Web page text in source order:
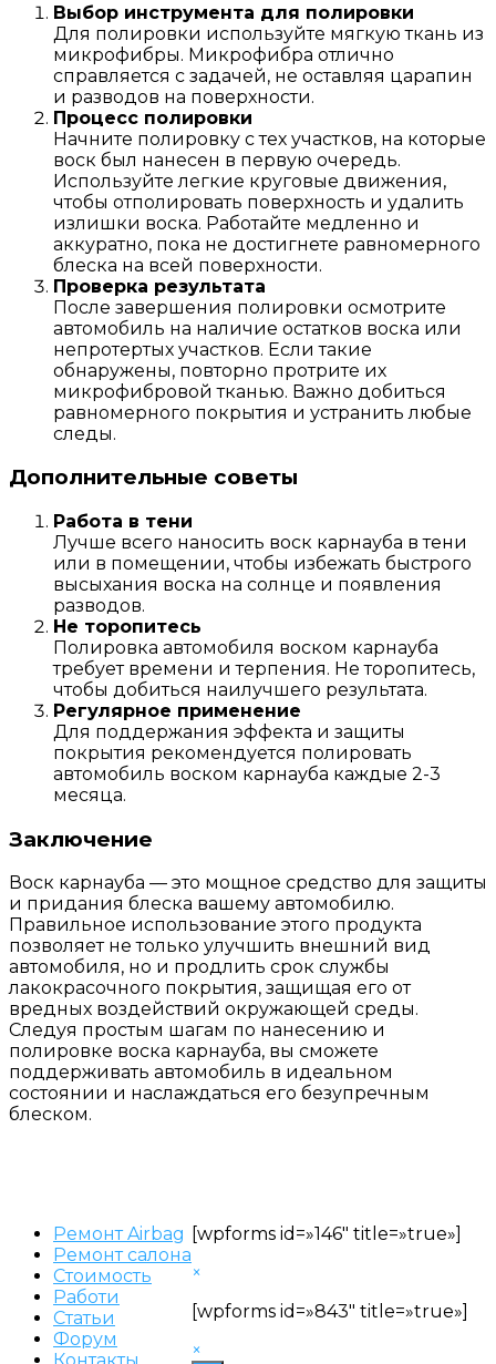
Выбор инструмента для полировки
Для полировки используйте мягкую ткань из
микрофибры. Микрофибра отлично
справляется с задачей, не оставляя царапин
и разводов на поверхности.
Процесс полировки
Начните полировку с тех участков, на которые
воск был нанесен в первую очередь.
Используйте легкие круговые движения,
чтобы отполировать поверхность и удалить
излишки воска. Работайте медленно и
аккуратно, пока не достигнете равномерного
блеска на всей поверхности.
Проверка результата
После завершения полировки осмотрите
автомобиль на наличие остатков воска или
непротертых участков. Если такие
обнаружены, повторно протрите их
микрофибровой тканью. Важно добиться
равномерного покрытия и устранить любые
следы.
Дополнительные советы
Работа в тени
Лучше всего наносить воск карнауба в тени
или в помещении, чтобы избежать быстрого
высыхания воска на солнце и появления
разводов.
Не торопитесь
Полировка автомобиля воском карнауба
требует времени и терпения. Не торопитесь,
чтобы добиться наилучшего результата.
Регулярное применение
Для поддержания эффекта и защиты
покрытия рекомендуется полировать
автомобиль воском карнауба каждые 2-3
месяца.
Заключение
Воск карнауба — это мощное средство для защиты
и придания блеска вашему автомобилю.
Правильное использование этого продукта
позволяет не только улучшить внешний вид
автомобиля, но и продлить срок службы
лакокрасочного покрытия, защищая его от
вредных воздействий окружающей среды.
Следуя простым шагам по нанесению и
полировке воска карнауба, вы сможете
поддерживать автомобиль в идеальном
состоянии и наслаждаться его безупречным
блеском.
Ремонт Airbag
Ремонт салона
Стоимость
Работи
Статьи
Форум
[wpforms id=»146″ title=»true»]
×
[wpforms id=»843″ title=»true»]
×